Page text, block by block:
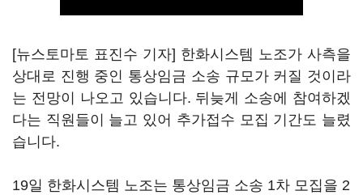
[뉴스토마토 표진수 기자] 한화시스템 노조가 사측을
상대로 진행 중인 통상임금 소송 규모가 커질 것이라
는 전망이 나오고 있습니다. 뒤늦게 소송에 참여하겠
다는 직원들이 늘고 있어 추가접수 모집 기간도 늘렸
습니다.
19일 한화시스템 노조는 통상임금 소송 1차 모집을 2